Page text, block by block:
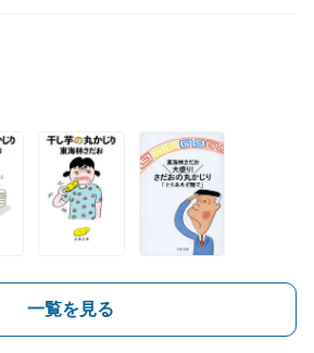
一覧を見る